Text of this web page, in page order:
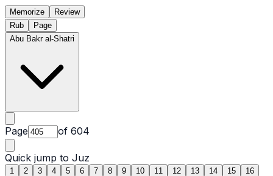
Memorize
Review
Rub
Page
Abu Bakr al-Shatri
Page of 604
Quick jump to Juz
1 2 3 4 5 6 7 8 9 10 11 12 13 14 15
16